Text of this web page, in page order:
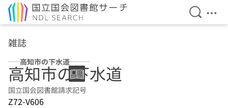
検索を
メ
雑誌
高知市の下水道
高知市の下水道
国立国会図書館請求記号
Z72-V606